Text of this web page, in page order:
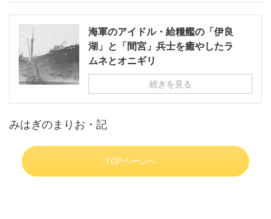
海軍のアイドル・給糧艦の「伊良
湖」と「間宮」兵士を癒やしたラ
ムネとオニギリ
続きを見る
みはぎのまりお・記
TOPページへ